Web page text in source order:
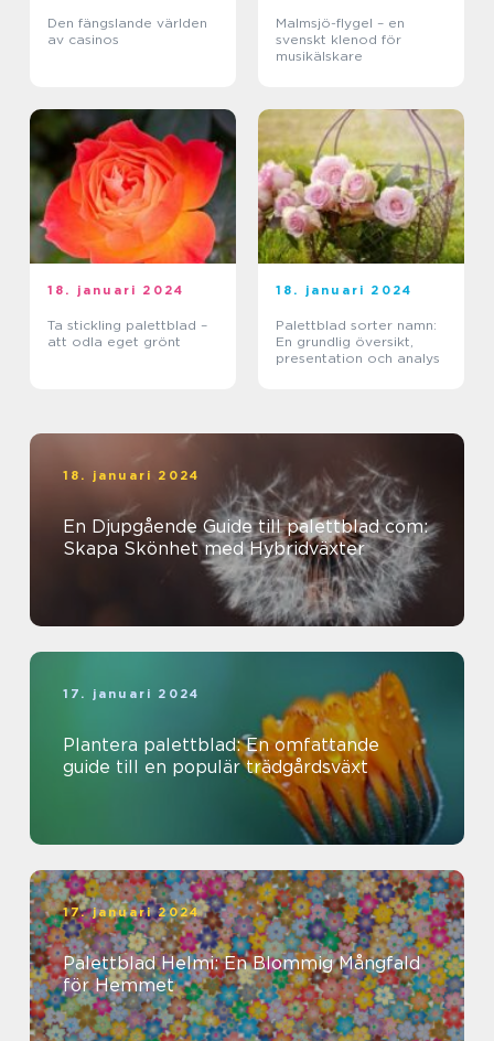
Den fängslande världen
av casinos
Malmsjö-flygel – en
svenskt klenod för
musikälskare
18. januari 2024
Ta stickling palettblad –
att odla eget grönt
18. januari 2024
Palettblad sorter namn:
En grundlig översikt,
presentation och analys
18. januari 2024
En Djupgående Guide till palettblad com:
Skapa Skönhet med Hybridväxter
17. januari 2024
Plantera palettblad: En omfattande
guide till en populär trädgårdsväxt
17. januari 2024
Palettblad Helmi: En Blommig Mångfald
för Hemmet